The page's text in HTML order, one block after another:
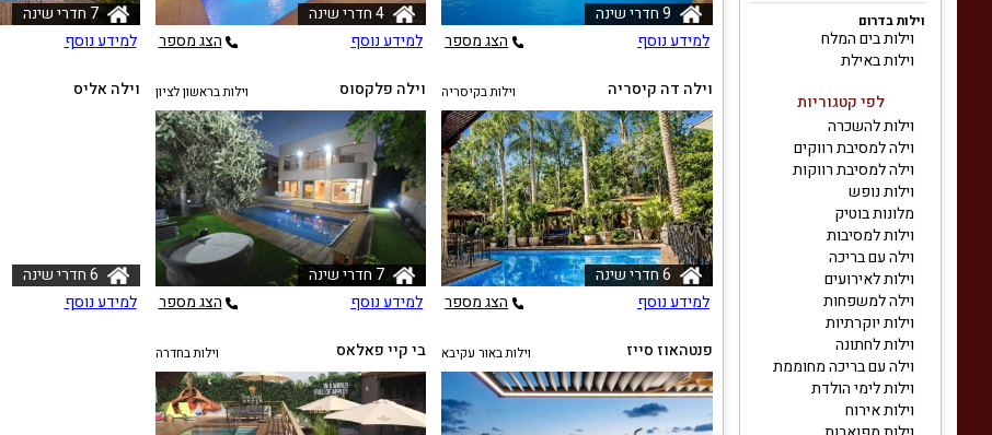
וילות בדרום
וילות בים המלח
וילות באילת
לפי קטגוריות
וילות להשכרה
וילה למסיבת רווקים
וילה למסיבת רווקות
וילות נופש
מלונות בוטיק
וילות למסיבות
וילה עם בריכה
וילות לאירועים
וילה למשפחות
וילות יוקרתיות
וילות לחתונה
וילה עם בריכה מחוממת
וילות לימי הולדת
וילות אירוח
למידע נוסף
הצג מספר
למידע נוסף
הצג מספר
7 חדרי שינה
למידע נוסף
וילה דה קיסריה וילות בקיסריה
למידע נוסף
הצג מספר
וילה פלקסוס וילות בראשון לציון
למידע נוסף
הצג מספר
וילה אליס
למידע נוסף
פנטהאוז סייז וילות באור עקיבא בי קיי פאלאס וילות בחדרה